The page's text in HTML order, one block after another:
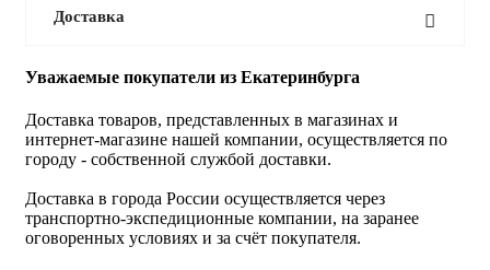
Доставка
Уважаемые покупатели из Екатеринбурга
Доставка товаров, представленных в магазинах и
интернет-магазине нашей компании, осуществляется по
городу - собственной службой доставки.
Доставка в города России осуществляется через
транспортно-экспедиционные компании, на заранее
оговоренных условиях и за счёт покупателя.